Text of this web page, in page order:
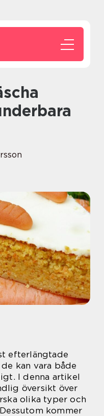
efterlängtade
kan vara både
I denna artikel
översikt över
olika typer och
kommer